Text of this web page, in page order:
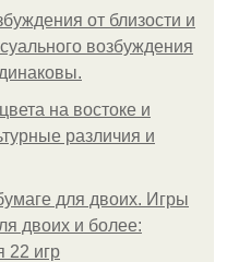
oт близости и
возбуждения
на востоке и
различия и
для двоих. Игры
двоих и более:
22 игр